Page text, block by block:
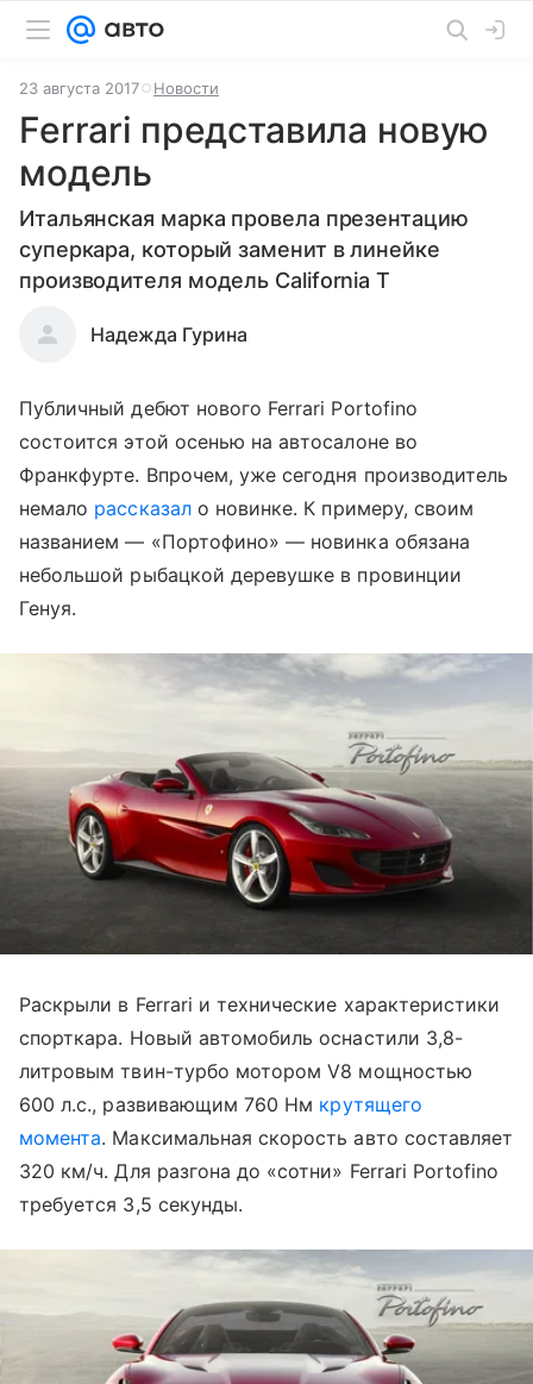
23 августа 2017 Новости
Ferrari представила новую
модель
Итальянская марка провела презентацию
суперкара, который заменит в линейке
производителя модель California T
Надежда Гурина
Публичный дебют нового Ferrari Portofino
состоится этой осенью на автосалоне во
Франкфурте. Впрочем, уже сегодня производитель
немало рассказало новинке. К примеру, своим
названием — «Портофино» — новинка обязана
небольшой рыбацкой деревушке в провинции
Генуя.
Раскрыли в Ferrari и технические характеристики
спорткара. Новый автомобиль оснастили 3,8-
литровым твин-турбо мотором V8 мощностью
600 л.с., развивающим 760 Нм крутящего
момента. Максимальная скорость авто составляет
320 км/ч. Для разгона до «сотни» Ferrari Portofino
требуется 3,5 секунды.